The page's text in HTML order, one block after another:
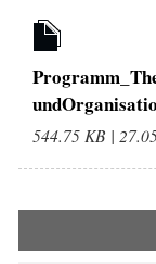
544.75 KB |